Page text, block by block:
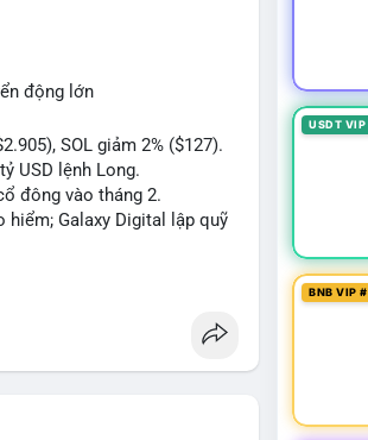
hãi do chỉ số thấp nhưng
lên giá. Rủi ro từ các đề
động lớn
SOL giảm 2% ($127).
USD lệnh Long.
đông vào tháng 2.
hiểm; Galaxy Digital lập quỹ
Nha chặn Polymarket.
USDT
BNB VIP